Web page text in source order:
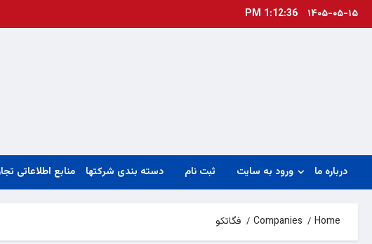
Skip۱۴۰۵-۰۵-۱۵ 1:12:37 PM
درباره ما ورود به سایت ثبت نام دسته بندی شرکتها منابع اطلاعاتی
Home
Companies فگاتکو